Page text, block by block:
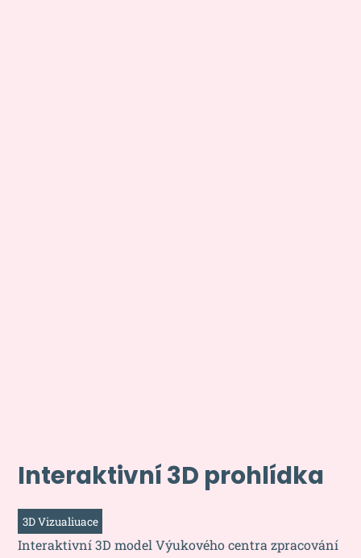
Interaktivní 3D prohlídka
3D Vizualiuace
Interaktivní 3D model Výukového centra zpracování